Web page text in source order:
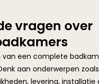
levering, installatie
goed mogelijk te helpen,
overzichtelijk voor je
duidelijkheid en kun je